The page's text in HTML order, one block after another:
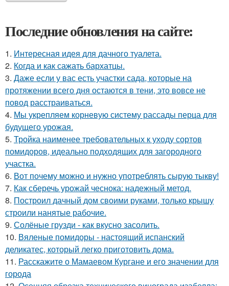
Последние обновления на сайте:
1. Интересная идея для дачного туалета.
2. Когда и как сажать бархатцы.
3. Даже если у вас есть участки сада, которые на
протяжении всего дня остаются в тени, это вовсе не
повод расстраиваться.
4. Мы укрепляем корневую систему рассады перца для
будущего урожая.
5. Тройка наименее требовательных к уходу сортов
помидоров, идеально подходящих для загородного
участка.
6. Вот почему можно и нужно употреблять сырую тыкву!
7. Как сберечь урожай чеснока: надежный метод.
8. Построил дачный дом своими руками, только крышу
строили нанятые рабочие.
9. Солёные грузди - как вкусно засолить.
10. Вяленые помидоры - настоящий испанский
деликатес, который легко приготовить дома.
11. Расскажите о Мамаевом Кургане и его значении для
города